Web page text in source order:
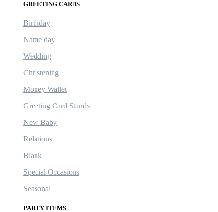
GREETING CARDS
Birthday
Name day
Wedding
Christening
Money Wallet
Greeting Card Stands
New Baby
Relations
Blank
Special Occasions
Seasonal
PARTY ITEMS